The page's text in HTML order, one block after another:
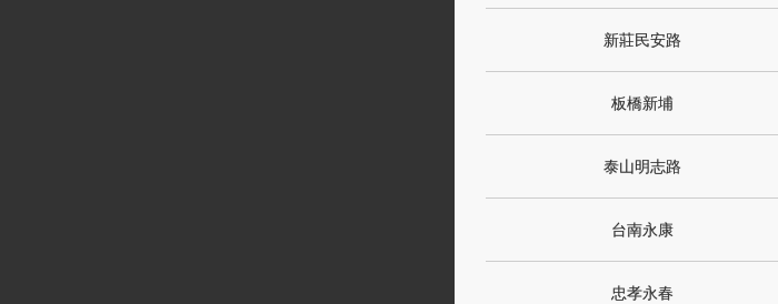
新莊民安路
板橋新埔
泰山明志路
台南永康
忠孝永春